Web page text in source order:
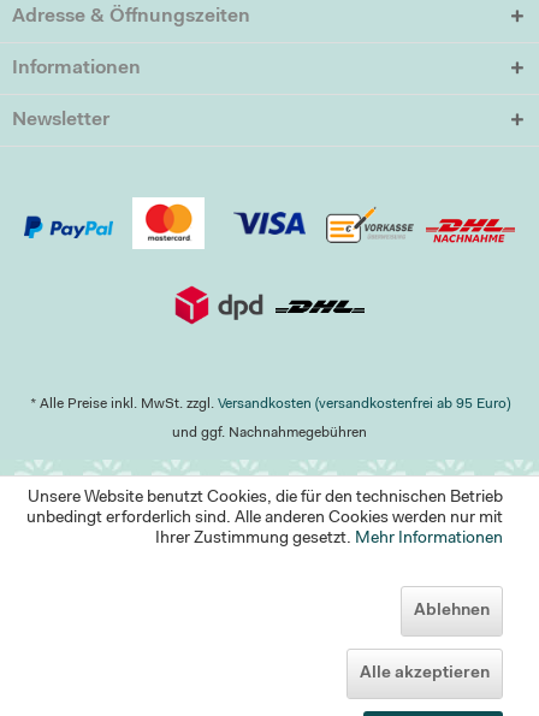
Adresse & Öffnungszeiten
Informationen
Newsletter
* Alle Preise inkl. MwSt. zzgl. Versandkosten (versandkostenfrei ab 95 Euro)
und ggf. Nachnahmegebühren
Unsere Website benutzt Cookies, die für den technischen Betrieb
unbedingt erforderlich sind. Alle anderen Cookies werden nur mit
Ihrer Zustimmung gesetzt. Mehr Informationen
Ablehnen
Alle akzeptieren